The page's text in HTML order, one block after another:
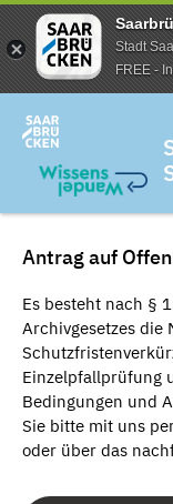
Stadt
FREE -
Antrag auf
Es besteht nach §
Archivgesetzes die
Einzelpfallprüfung
Bedingungen und
Sie bitte mit uns
oder über das